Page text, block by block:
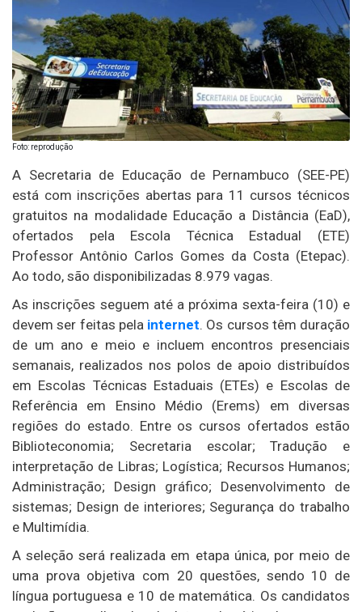
Foto: reprodução
A Secretaria de Educação de Pernambuco (SEE-PE)
está com inscrições abertas para 11 cursos técnicos
gratuitos na modalidade Educação a Distância (EaD),
ofertados pela Escola Técnica Estadual (ETE)
Professor Antônio Carlos Gomes da Costa (Etepac).
Ao todo, são disponibilizadas 8.979 vagas.
As inscrições seguem até a próxima sexta-feira (10) e
devem ser feitas pela internet. Os cursos têm duração
de um ano e meio e incluem encontros presenciais
semanais, realizados nos polos de apoio distribuídos
em Escolas Técnicas Estaduais (ETEs) e Escolas de
Referência em Ensino Médio (Erems) em diversas
regiões do estado. Entre os cursos ofertados estão
Biblioteconomia; Secretaria escolar; Tradução e
interpretação de Libras; Logística; Recursos Humanos;
Administração; Design gráfico; Desenvolvimento de
sistemas; Design de interiores; Segurança do trabalho
e Multimídia.
A seleção será realizada em etapa única, por meio de
uma prova objetiva com 20 questões, sendo 10 de
língua portuguesa e 10 de matemática. Os candidatos